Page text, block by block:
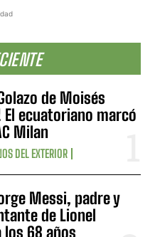
de Moisés
El ecuatoriano marcó
Milan
DEL EXTERIOR
Messi, padre y
de Lionel
los 68 años